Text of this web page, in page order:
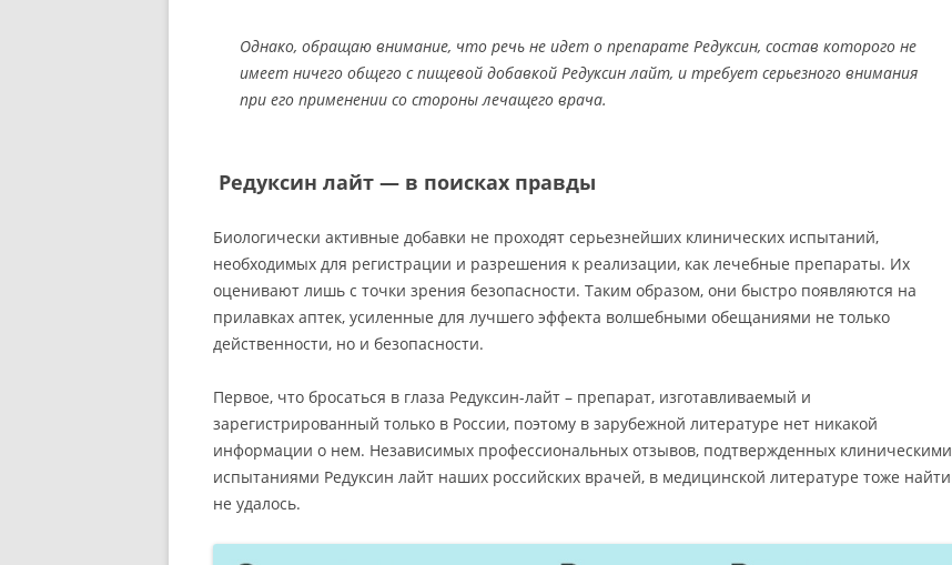
Однако, обращаю внимание, что речь не идет о препарате Редуксин, состав которого не
имеет ничего общего с пищевой добавкой Редуксин лайт, и требует серьезного внимания
при его применении со стороны лечащего врача.
Редуксин лайт — в поисках правды
Биологически активные добавки не проходят серьезнейших клинических испытаний,
необходимых для регистрации и разрешения к реализации, как лечебные препараты. Их
оценивают лишь с точки зрения безопасности. Таким образом, они быстро появляются на
прилавках аптек, усиленные для лучшего эффекта волшебными обещаниями не только
действенности, но и безопасности.
Первое, что бросаться в глаза Редуксин-лайт – препарат, изготавливаемый и
зарегистрированный только в России, поэтому в зарубежной литературе нет никакой
информации о нем. Независимых профессиональных отзывов, подтвержденных клиническими
испытаниями Редуксин лайт наших российских врачей, в медицинской литературе тоже найти
не удалось.